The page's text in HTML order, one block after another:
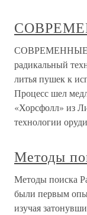
СОВРЕМЕННЫЕ
радикальный
литья пушек к
Процесс шел
«Хорсфолл» из
технологии
Методы
Методы поиска
были первым
изучая